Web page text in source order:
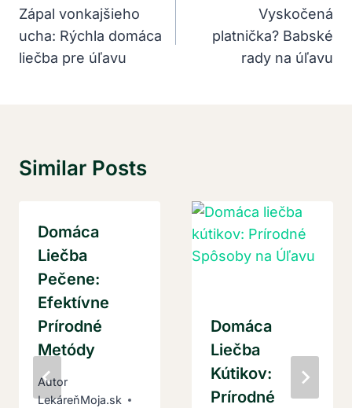
V
Článku
Zápal vonkajšieho
ucha: Rýchla domáca
liečba pre úľavu
Vyskočená
platnička? Babské
rady na úľavu
Similar Posts
Domáca
Liečba
Pečene:
Efektívne
Prírodné
Metódy
Autor
LekáreňMoja.sk
Domáca
Liečba
Kútikov:
Prírodné